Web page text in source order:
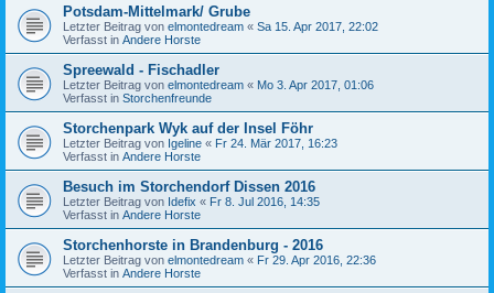
Potsdam-Mittelmark/ Grube
Letzter Beitrag von elmontedream « Sa 15. Apr 2017, 22:02
Verfasst in Andere Horste
Spreewald - Fischadler
Letzter Beitrag von elmontedream « Mo 3. Apr 2017, 01:06
Verfasst in Storchenfreunde
Storchenpark Wyk auf der Insel Föhr
Letzter Beitrag von Igeline « Fr 24. Mär 2017, 16:23
Verfasst in Andere Horste
Besuch im Storchendorf Dissen 2016
Letzter Beitrag von Idefix « Fr 8. Jul 2016, 14:35
Verfasst in Andere Horste
Storchenhorste in Brandenburg - 2016
Letzter Beitrag von elmontedream « Fr 29. Apr 2016, 22:36
Verfasst in Andere Horste